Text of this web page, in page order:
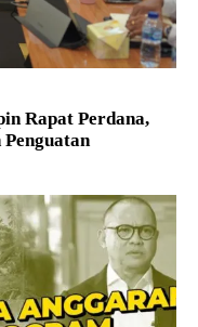
Rapat Perdana,